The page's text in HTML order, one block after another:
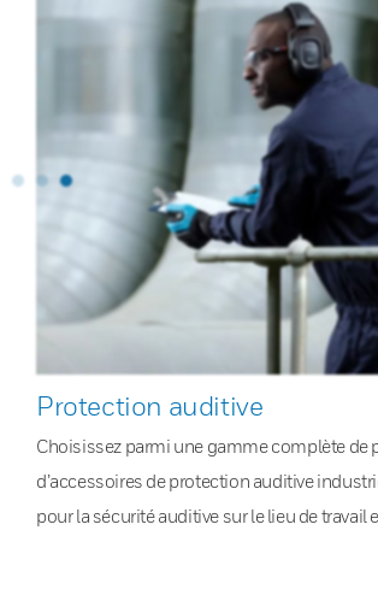
Protection auditive
Choisissez parmi une gamme complète de
d’accessoires de protection auditive
pour la sécurité auditive sur le lieu de travail